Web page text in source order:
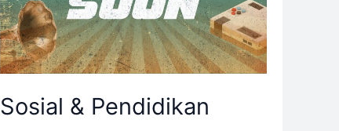
Sosial & Pendidikan